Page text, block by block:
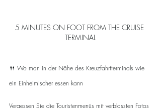
5 MINUTES ON FOOT FROM THE CRUISE
TERMINAL
🍴 Wo man in der Nähe des Kreuzfahrtterminals wie
ein Einheimischer essen kann
Vergessen Sie die Touristenmenüs mit verblassten Fotos